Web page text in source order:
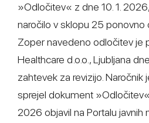
»Odločitev« z dne 10. 1.
naročilo v sklopu 25 ponovno
Zoper navedeno odločitev je
Healthcare d.o.o., Ljubljana
zahtevek za revizijo. Naročnik
sprejel dokument
2026 objavil na Portalu javnih